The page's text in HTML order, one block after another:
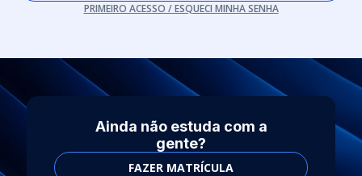
PRIMEIRO ACESSO / ESQUECI MINHA SENHA
Ainda não estuda com a
gente?
FAZER MATRÍCULA